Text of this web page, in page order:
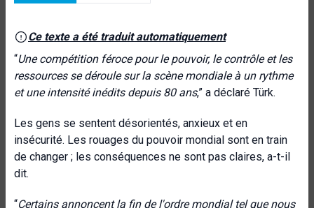
Ce texte a été traduit automatiquement
“Une compétition féroce pour le pouvoir, le contrôle et les
ressources se déroule sur la scène mondiale à un rythme
et une intensité inédits depuis 80 ans,” a déclaré Türk.
Les gens se sentent désorientés, anxieux et en
insécurité. Les rouages du pouvoir mondial sont en train
de changer ; les conséquences ne sont pas claires, a-t-il
dit.
“Certains annoncent la fin de l'ordre mondial tel que nous